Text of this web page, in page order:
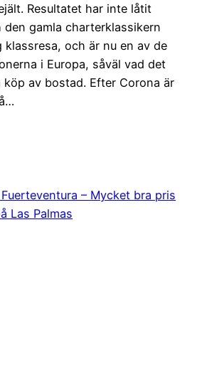
Resultatet har inte låtit
gamla charterklassikern
och är nu en av de
i Europa, såväl vad det
av bostad. Efter Corona är